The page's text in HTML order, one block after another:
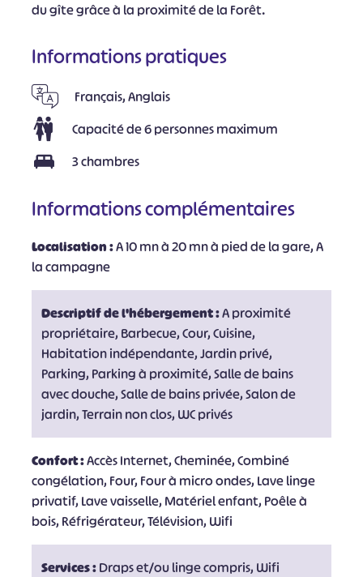
du gîte grâce à la proximité de la Forêt.
Informations pratiques
Français, Anglais
Capacité de 6 personnes maximum
3 chambres
Informations complémentaires
Localisation :A 10 mn à 20 mn à pied de la gare, A
la campagne
Descriptif de l'hébergement :A proximité
propriétaire, Barbecue, Cour, Cuisine,
Habitation indépendante, Jardin privé,
Parking, Parking à proximité, Salle de bains
avec douche, Salle de bains privée, Salon de
jardin, Terrain non clos, WC privés
Confort :Accès Internet, Cheminée, Combiné
congélation, Four, Four à micro ondes, Lave linge
privatif, Lave vaisselle, Matériel enfant, Poêle à
bois, Réfrigérateur, Télévision, Wifi
Services :Draps et/ou linge compris, Wifi